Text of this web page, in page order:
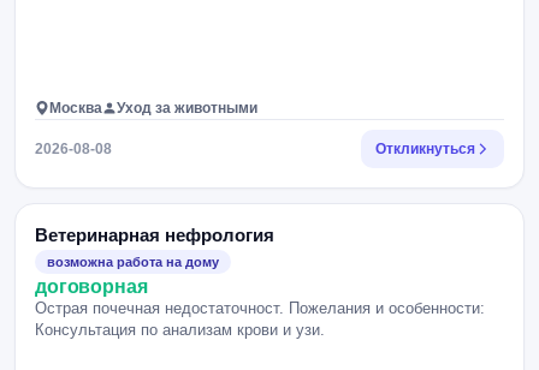
Москва Уход за животными
2026-08-08 Откликнуться
Ветеринарная нефрология
возможна работа на дому
договорная
Острая почечная недостаточност. Пожелания и особенности:
Консультация по анализам крови и узи.